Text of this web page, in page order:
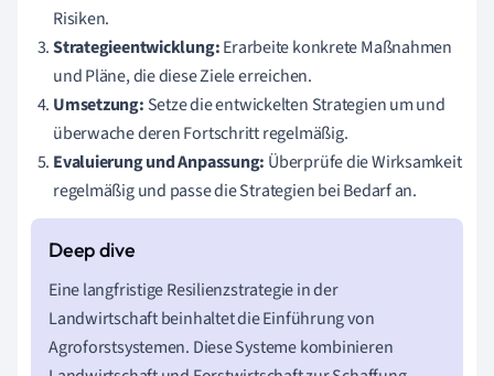
Risiken.
Strategieentwicklung:Erarbeite konkrete Maßnahmen
und Pläne, die diese Ziele erreichen.
Umsetzung: Setze die entwickelten Strategien um und
überwache deren Fortschritt regelmäßig.
Evaluierung und Anpassung: Überprüfe die Wirksamkeit
regelmäßig und passe die Strategien bei Bedarf an.
Eine langfristige Resilienzstrategie in der
Landwirtschaft beinhaltet die Einführung von
Agroforstsystemen. Diese Systeme kombinieren